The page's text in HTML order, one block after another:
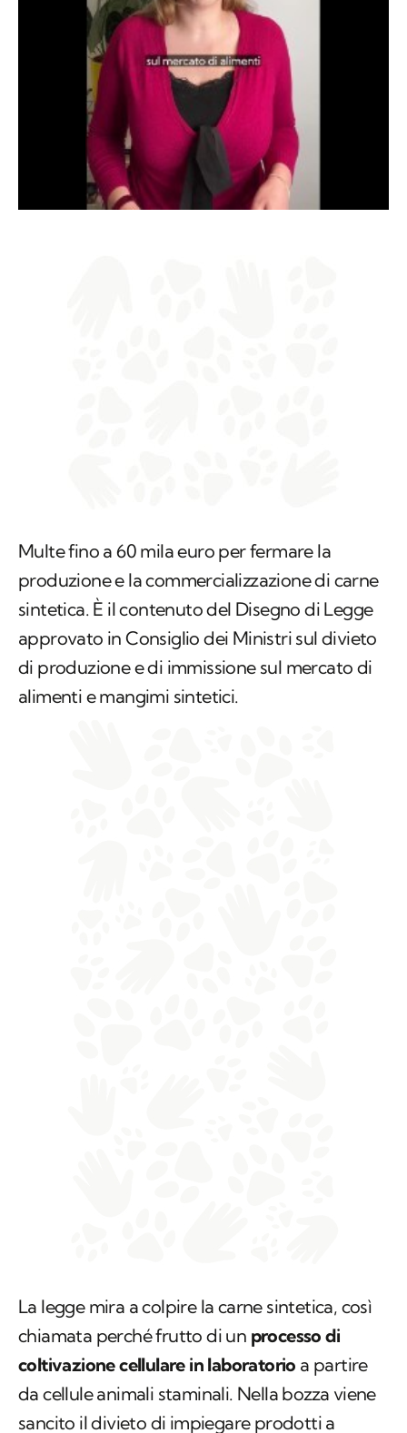
Multe fino a 60 mila euro per fermare la
produzione e la commercializzazione di carne
sintetica. È il contenuto del Disegno di Legge
approvato in Consiglio dei Ministri sul divieto
di produzione e di immissione sul mercato di
alimenti e mangimi sintetici.
La legge mira a colpire la carne sintetica, così
chiamata perché frutto di un processo di
coltivazione cellulare in laboratorio a partire
da cellule animali staminali. Nella bozza viene
sancito il divieto di impiegare prodotti a